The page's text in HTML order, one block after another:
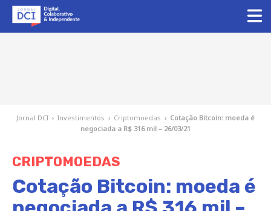
Jornal DCI › Investimentos › Criptomoedas › Cotação Bitcoin: moeda é
negociada a R$ 316 mil – 26/03/21
CRIPTOMOEDAS
Cotação Bitcoin: moeda é